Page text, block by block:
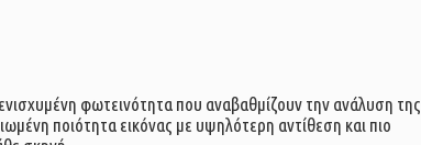
φωτεινότητα που αναβαθμίζουν την ανάλυση της
ποιότητα εικόνας με υψηλότερη αντίθεση και πιο